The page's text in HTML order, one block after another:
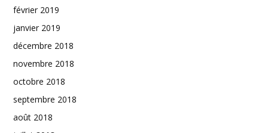
février 2019
janvier 2019
décembre 2018
novembre 2018
octobre 2018
septembre 2018
août 2018